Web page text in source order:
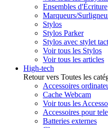
Ensembles d'Écriture
Marqueurs/
Stylos
Stylos Parker
Stylos avec stylet
Voir tous les Stylos
Voir tous les articles
High-tech
Retour vers Toutes les
Accessoires
Cache Webcam
Voir tous les
Accessoires pour
Batteries externes